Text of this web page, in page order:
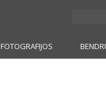
FOTOGRAFIJOS